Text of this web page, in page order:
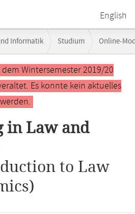
English
Informatik Studium Online-
Wintersemester 2019/20
Es konnte kein aktuelles
in Law and
to Law